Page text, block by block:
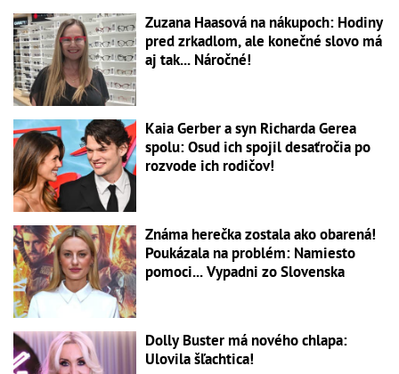
Zuzana Haasová na nákupoch: Hodiny
pred zrkadlom, ale konečné slovo má
aj tak... Náročné!
Kaia Gerber a syn Richarda Gerea
spolu: Osud ich spojil desaťročia po
rozvode ich rodičov!
Známa herečka zostala ako obarená!
Poukázala na problém: Namiesto
pomoci... Vypadni zo Slovenska
Dolly Buster má nového chlapa:
Ulovila šľachtica!